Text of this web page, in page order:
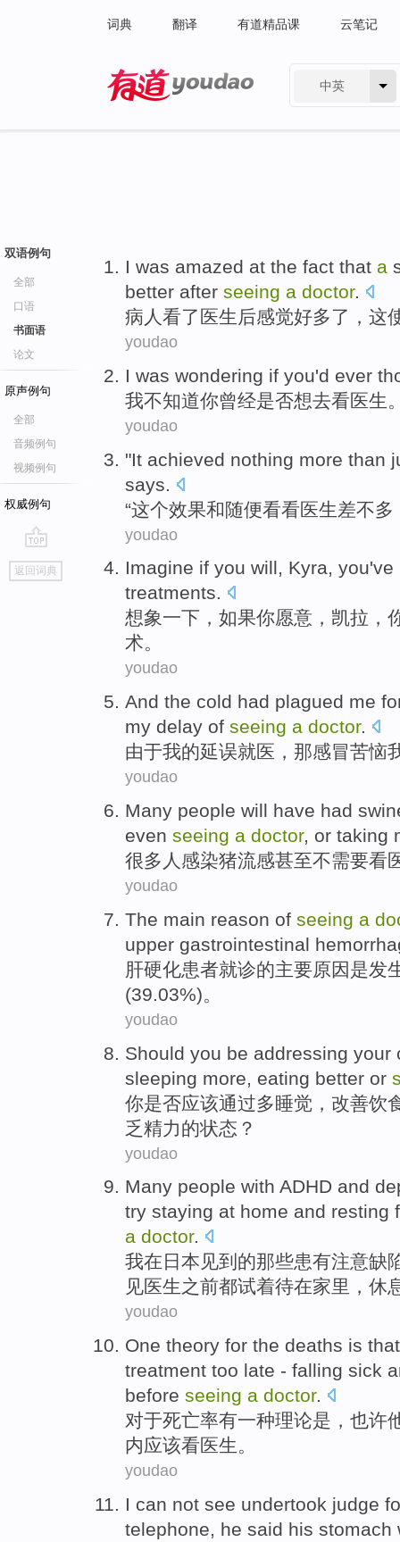
词典 翻译 有道精品课 云笔记
中英
双语例句
全部
口语
书面语
论文
原声例句
全部
音频例句
视频例句
权威例句
go
top
返回词典
I was amazed at the fact that a
better after seeing a doctor.
病 人看了医生后感觉好多了，这
youdao
I was wondering if you'd ever
我不知道你曾经是否想去看医生
youdao
"It achieved nothing more than
says
“这个效果和随便看看医生差不多
youdao
Imagine if you will, Kyra, you've
treatments.
想象一下 ， 如果你愿意 ， 凯拉 ，
术。
youdao
And the cold had plagued me
my delay of seeing a doctor.
由于我的延误就医 ， 那感冒苦恼
youdao
Many people will have had
even seeing a doctor, or taking
很多 人 感染猪流感甚至不需要看
youdao
The main reason of seeing a
upper gastrointestinal
肝硬化患者就诊的主要原因是发
(39.03%)。
youdao
Should you be addressing your
sleeping more eating better or
你是否应该通过多睡觉 ， 改善饮
乏 精力的状态？
youdao
Many people with ADHD and
try staying at home and resting
a doctor.
我在 日本 见到 的那些患有注意缺
见医生之前都试着待在家里 ， 休
youdao
One theory for the deaths is
treatment too late - falling sick
before seeing a doctor.
对于死亡率有一种理论是 ， 也许
内应该看医生。
youdao
I can not see undertook judge
telephone, he said his stomach